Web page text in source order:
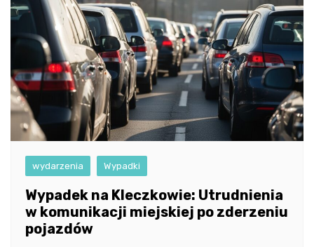
wydarzenia Wypadki
Wypadek na Kleczkowie: Utrudnienia
w komunikacji miejskiej po zderzeniu
pojazdów